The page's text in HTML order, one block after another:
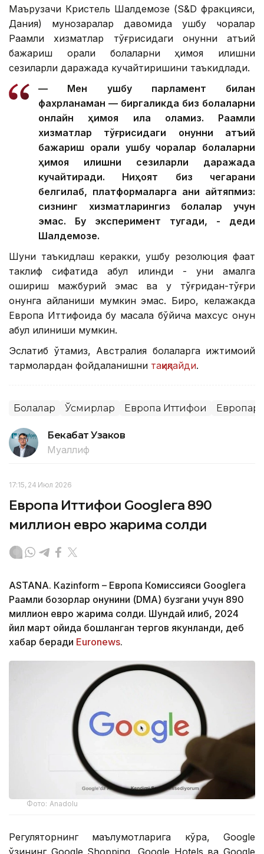
Маърузачи Кристель Шалдемозе (S&D фракцияси,
Дания) мунозаралар давомида ушбу чоралар
Рақамли хизматлар тўғрисидаги қонунни қатъий
бажариш орқали болаларни ҳимоя қилишни
сезиларли даражада кучайтиришини таъкидлади.
— Мен ушбу парламент билан
фахрланаман — биргаликда биз болаларни
онлайн ҳимоя қила оламиз. Рақамли
хизматлар тўғрисидаги қонунни қатъий
бажариш орқали ушбу чоралар болаларни
ҳимоя қилишни сезиларли даражада
кучайтиради. Ниҳоят биз чегарани
белгилаб, платформаларга аниқ айтяпмиз:
сизнинг хизматларингиз болалар учун
эмас. Бу эксперимент тугади, - деди
Шалдемозе.
Шуни таъкидлаш керакки, ушбу резолюция фақат
таклиф сифатида қабул қилинди - уни амалга
ошириш мажбурий эмас ва у тўғридан-тўғри
қонунга айланиши мумкин эмас. Бироқ, келажакда
Европа Иттифоқида бу масала бўйича махсус қонун
қабул қилиниши мумкин.
Эслатиб ўтамиз, Австралия болаларга ижтимоий
тармоқлардан фойдаланишни тақиқлайди.
Болалар Ўсмирлар Европа Иттифоқи
Бекабат Узаков
Муаллиф
17:15, 24 Июл 2026
Европа Иттифоқи Googleга 890
миллион евро жарима солди
ASTANА. Кazinform – Европа Комиссияси Googleга
Рақамли бозорлар қонунини (DMA) бузгани учун 890
миллион евро жарима солди. Шундай қилиб, 2024
йил март ойида бошланган тергов якунланди, деб
хабар беради Euronews.
Фото: Аnadolu
Регуляторнинг маълумотларига кўра, Google
ўзининг Google Shopping, Google Hotels ва Google